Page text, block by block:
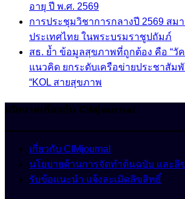
อายุ ปี พ.ศ. 2569
การประชุมวิชาการกลางปี 2569 สม
ประเทศไทย ในพระบรมราชูปถัมภ์
สธ. ย้ำ ข้อมูลสุขภาพที่ถูกต้อง คือ “วั
แนวคิด ยกระดับเครือข่ายประชาสัม
“KOL สายสุขภาพ
นโยบายเกี่ยวกับ CIMjournal
เกี่ยวกับ CIMjournal
นโยบายด้านการจัดทำต้นฉบับ และลิ
รับข้อแนะนำ แจ้งละเมิดลิขสิทธิ์